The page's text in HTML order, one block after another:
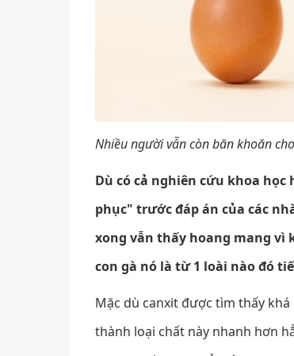
Nhiều người vẫn còn băn khoăn
Dù có cả nghiên cứu khoa
phục" trước đáp án của các
xong vẫn thấy hoang mang
con gà nó là từ 1 loài nào đó
Mặc dù canxit được tìm thấy
thành loại chất này nhanh hơn